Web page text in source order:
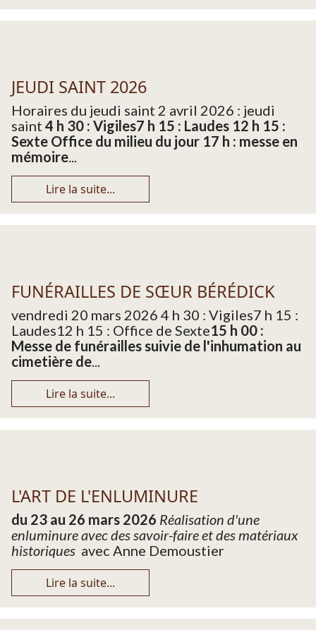
JEUDI SAINT 2026
Horaires du jeudi saint 2 avril 2026 : jeudi
saint 4 h 30 : Vigiles7 h 15 : Laudes 12 h 15 :
Sexte Office du milieu du jour 17 h : messe en
mémoire...
Lire la suite...
FUNÉRAILLES DE SŒUR BÉRÉDICK
vendredi 20 mars 2026 4 h 30 : Vigiles7 h 15 :
Laudes12 h 15 : Office de Sexte15 h 00 :
Messe de funérailles suivie de l'inhumation au
cimetière de...
Lire la suite...
L'ART DE L'ENLUMINURE
du 23 au 26 mars 2026 Réalisation d'une
enluminure avec des savoir-faire et des matériaux
historiques avec Anne Demoustier
Lire la suite...